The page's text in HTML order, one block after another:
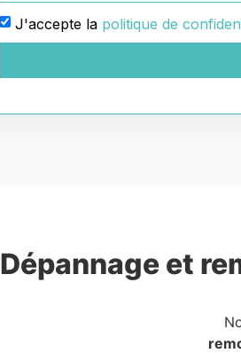
J'accepte la politique de
Dépannage et